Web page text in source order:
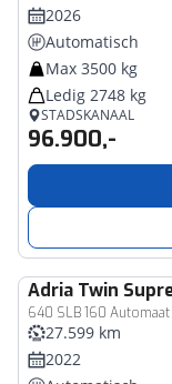
2026
Automatisch
Max 3500 kg
Ledig 2748 kg
STADSKANAAL
96.900,-
Adria Twin
640 SLB 160 Automaat
27.599 km
2022